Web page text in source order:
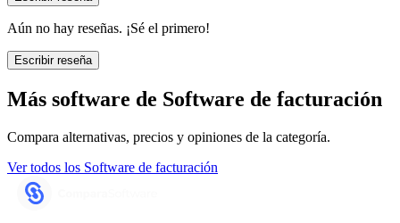
Aún no hay reseñas. ¡Sé el primero!
Escribir reseña
Más software de Software de facturación
Compara alternativas, precios y opiniones de la categoría.
Ver todos los Software de facturación